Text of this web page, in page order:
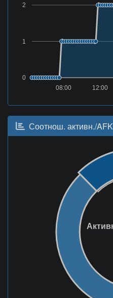
0
1
2
12:00
08:00
Соотнош. активн./AFK